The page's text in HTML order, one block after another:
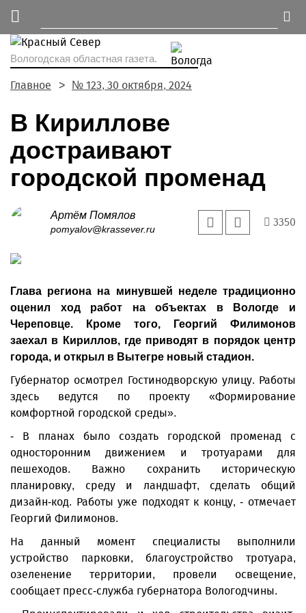
Вологодская областная газета.
Главное № 123, 30 октября, 2024
В Кириллове
достраивают
городской променад
Артём Помялов
pomyalov@krassever.ru
3350
Глава региона на минувшей неделе традиционно
оценил ход работ на объектах в Вологде и
Череповце. Кроме того, Георгий Филимонов
заехал в Кириллов, где приводят в порядок центр
города, и открыл в Вытегре новый стадион.
Губернатор осмотрел Гостинодворскую улицу. Работы
здесь ведутся по проекту «Формирование
комфортной городской среды».
- В планах было создать городской променад с
односторонним движением и тротуарами для
пешеходов. Важно сохранить историческую
планировку, среду и ландшафт, сделать общий
дизайн-код. Работы уже подходят к концу, - отмечает
Георгий Филимонов.
На данный момент специалисты выполнили
устройство парковки, благоустройство тротуара,
озеленение территории, провели освещение,
сообщает пресс-служба губернатора Вологодчины.